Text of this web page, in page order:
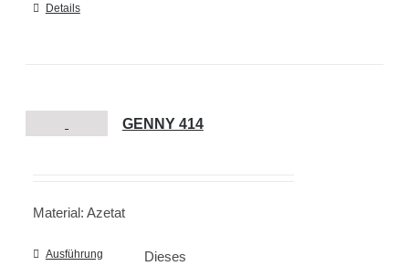
Details
GENNY 414
Material: Azetat
Ausführung
Dieses